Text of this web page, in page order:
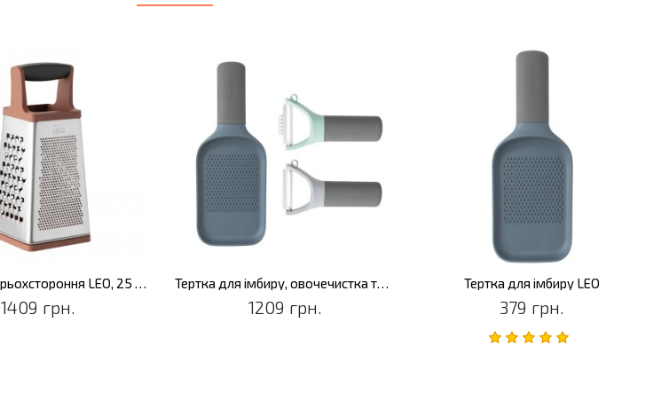
1409 грн. 1209 грн.
Тертка для імбиру LEO
379 грн.